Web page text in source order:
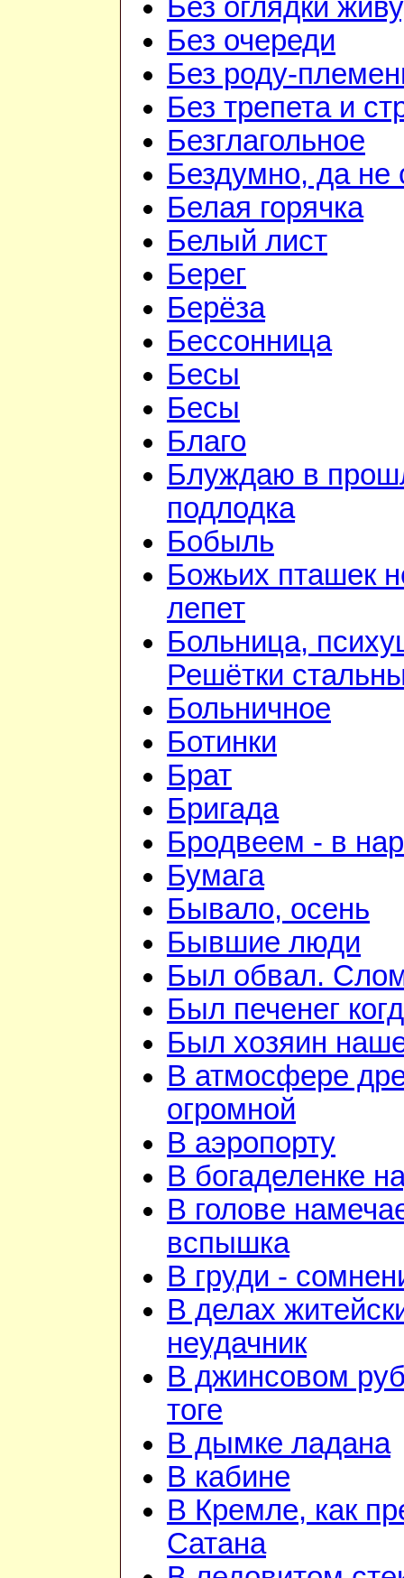
Без оглядки
Без очереди
Без роду-
Без трепета и
Безглагольное
Бездумно, да не
Белая горячка
Белый лист
Берег
Берёза
Бессонница
Бесы
Бесы
Благо
Блуждаю в
подлодка
Бобыль
Божьих пташек
лепет
Больница,
Решётки
Больничное
Ботинки
Брат
Бригада
Бродвеем - в
Бумага
Бывало, осень
Бывшие люди
Был обвал.
Был печенег
Был хозяин
В атмосфере
огромной
В аэропорту
В богаделенке
В голове
вспышка
В груди -
В делах
неудачник
В джинсовом
тоге
В дымке ладана
В кабине
В Кремле, как
Сатана